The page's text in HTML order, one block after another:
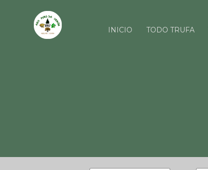
INICIO TODO TRUFA